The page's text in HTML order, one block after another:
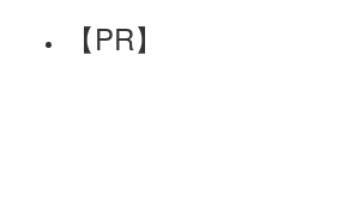
【PR】